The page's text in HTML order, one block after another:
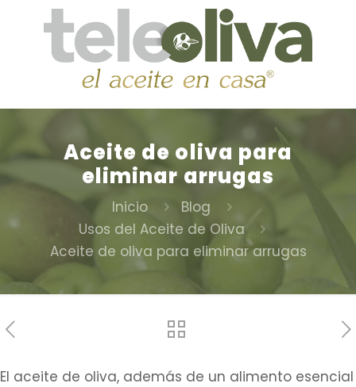
Aceite de oliva para
eliminar arrugas
Inicio
Blog
Usos del Aceite de Oliva
Aceite de oliva para eliminar arrugas
El aceite de oliva, además de un alimento esencial